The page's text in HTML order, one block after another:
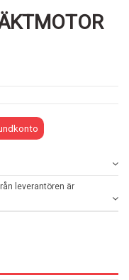
leverantören är